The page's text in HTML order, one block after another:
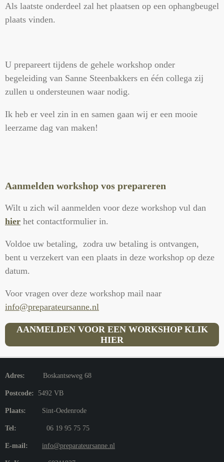
Als laatste onderdeel zal het plaatsen op een ophangbeugel
plaats vinden.
U prepareert tijdens de gehele workshop onder
begeleiding van Sanne Steenbakkers en één collega zij
zullen u ondersteunen waar nodig.
Ik heb er veel zin in en samen gaan wij er een mooie
leerzame dag van maken!
Aanmelden workshop vos prepareren
Wilt u zich wil aanmelden voor deze workshop vul dan
hier het contactformulier in.
Voldoe uw betaling, zodra uw betaling is ontvangen,
bent u verzekert van een plaats in deze workshop op deze
datum.
Voor vragen over deze workshop mail naar
info@preparateursanne.nl
AANMELDEN VOOR EEN WORKSHOP KLIK
HIER
Adres: Boskantseweg 68
Postcode: 5492 VB
Plaats: Sint-Oedenrode
Tel: 06 19 95 75 75
E-mail: info@preparateursanne.nl